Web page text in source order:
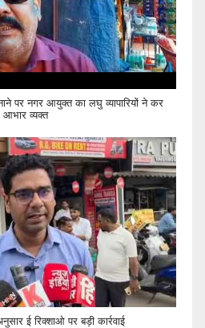
पर नगर आयुक्त का लघु व्यापारियों ने कर
आभार व्यक्त
ई रिक्शाओ पर बड़ी कार्रवाई